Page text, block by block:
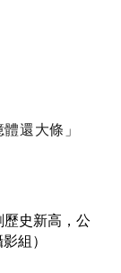
還大條」